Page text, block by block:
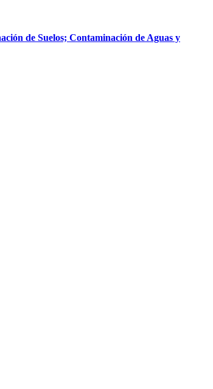
de Suelos; Contaminación de Aguas y